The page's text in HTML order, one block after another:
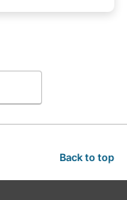
Back to top